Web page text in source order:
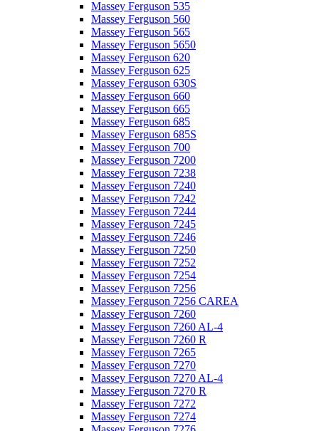
Massey Ferguson 535
Massey Ferguson 560
Massey Ferguson 565
Massey Ferguson 5650
Massey Ferguson 620
Massey Ferguson 625
Massey Ferguson 630S
Massey Ferguson 660
Massey Ferguson 665
Massey Ferguson 685
Massey Ferguson 685S
Massey Ferguson 700
Massey Ferguson 7200
Massey Ferguson 7238
Massey Ferguson 7240
Massey Ferguson 7242
Massey Ferguson 7244
Massey Ferguson 7245
Massey Ferguson 7246
Massey Ferguson 7250
Massey Ferguson 7252
Massey Ferguson 7254
Massey Ferguson 7256
Massey Ferguson 7256 CAREA
Massey Ferguson 7260
Massey Ferguson 7260 AL-4
Massey Ferguson 7260 R
Massey Ferguson 7265
Massey Ferguson 7270
Massey Ferguson 7270 AL-4
Massey Ferguson 7270 R
Massey Ferguson 7272
Massey Ferguson 7274